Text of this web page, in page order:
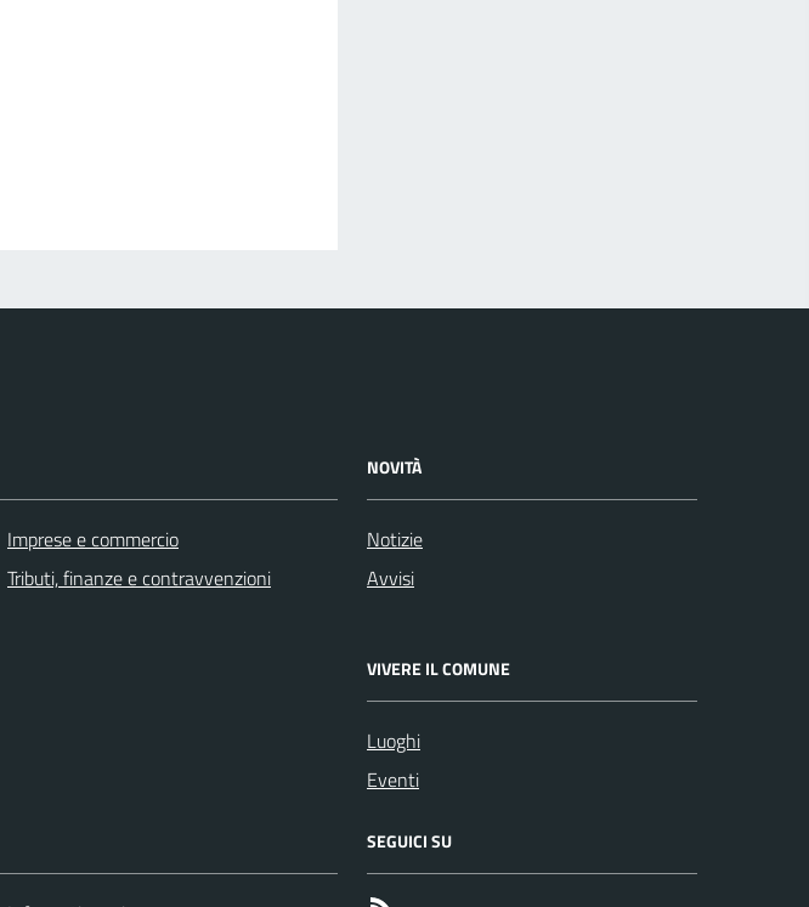
Imprese e commercio
Tributi, finanze e contravvenzioni
NOVITÀ
Notizie
Avvisi
VIVERE IL COMUNE
Luoghi
Eventi
SEGUICI SU